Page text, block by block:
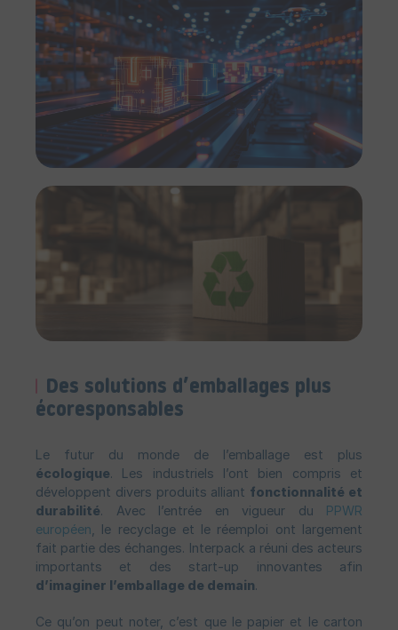
Des solutions d’emballages plus
écoresponsables
Le futur du monde de l’emballage est plus
écologique. Les industriels l’ont bien compris et
développent divers produits alliant fonctionnalité et
durabilité. Avec l’entrée en vigueur du PPWR
européen , le recyclage et le réemploi ont largement
fait partie des échanges. Interpack a réuni des acteurs
importants et des start-up innovantes afin
d’imaginer l’emballage de demain.
Ce qu’on peut noter, c’est que le papier et le carton